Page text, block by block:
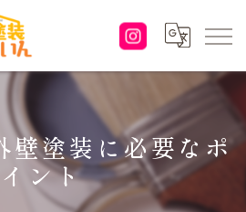
壁塗装に必要なポ
イント